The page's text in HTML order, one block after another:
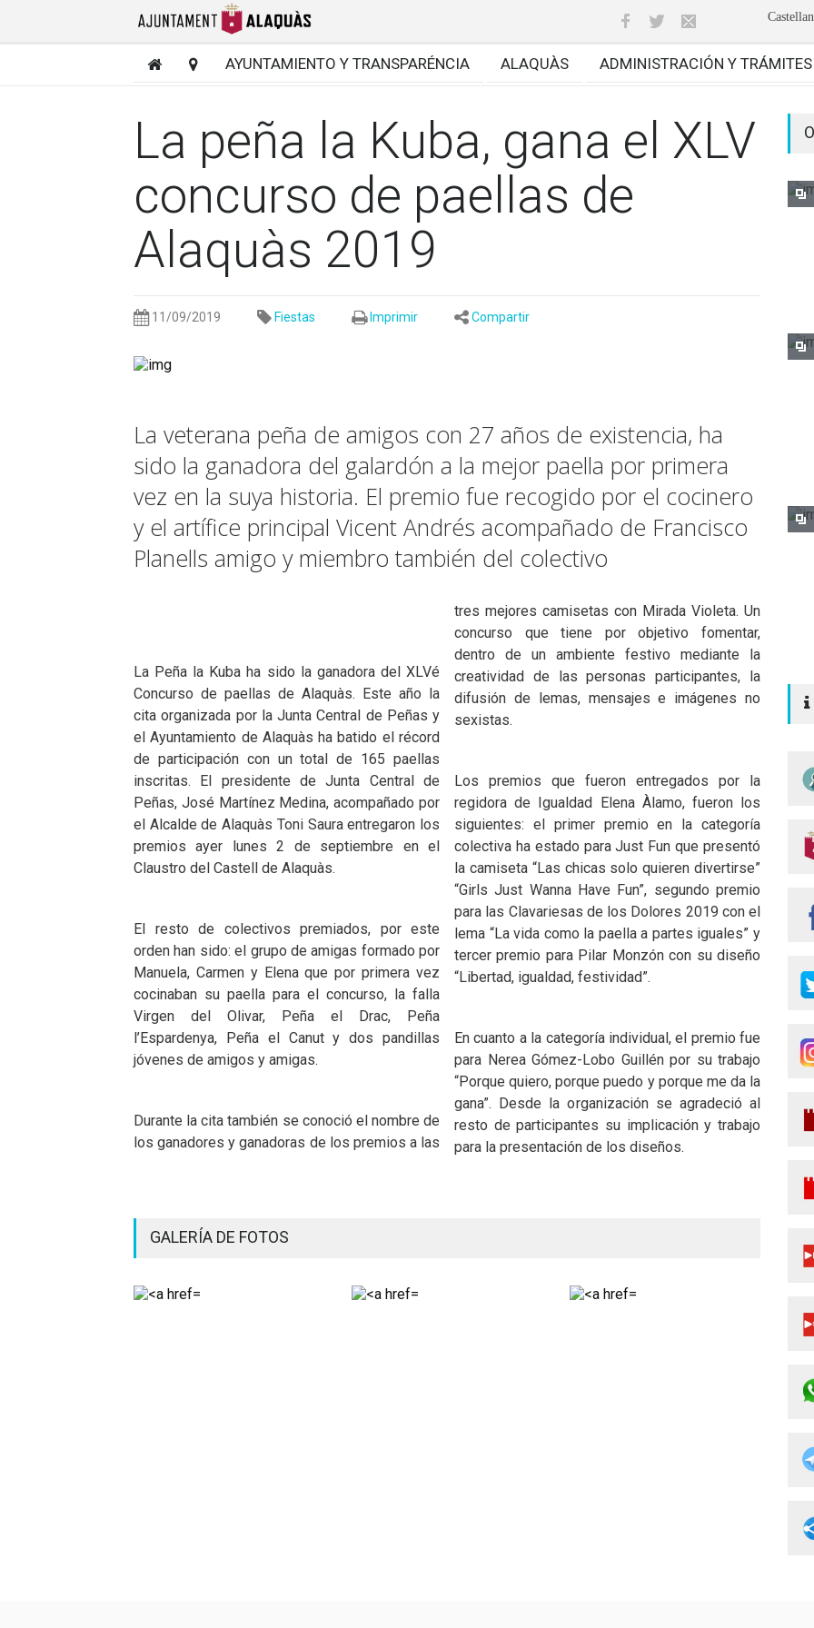
AYUNTAMIENTO Y TRANSPARÉNCIA ALAQUÀS ADMINISTRACIÓN Y TRÁMITES
La peña la Kuba, gana el XLV
concurso de paellas de
Alaquàs 2019
11/09/2019 Fiestas Imprimir Compartir
La veterana peña de amigos con 27 años de existencia, ha
sido la ganadora del galardón a la mejor paella por primera
vez en la suya historia. El premio fue recogido por el cocinero
y el artífice principal Vicent Andrés acompañado de Francisco
Planells amigo y miembro también del colectivo
La Peña la Kuba ha sido la ganadora del XLVé
Concurso de paellas de Alaquàs. Este año la
cita organizada por la Junta Central de Peñas y
el Ayuntamiento de Alaquàs ha batido el récord
de participación con un total de 165 paellas
inscritas. El presidente de Junta Central de
Peñas, José Martínez Medina, acompañado por
el Alcalde de Alaquàs Toni Saura entregaron los
premios ayer lunes 2 de septiembre en el
Claustro del Castell de Alaquàs.
El resto de colectivos premiados, por este
orden han sido: el grupo de amigas formado por
Manuela, Carmen y Elena que por primera vez
cocinaban su paella para el concurso, la falla
Virgen del Olivar, Peña el Drac, Peña
l’Espardenya, Peña el Canut y dos pandillas
jóvenes de amigos y amigas.
Durante la cita también se conoció el nombre de
los ganadores y ganadoras de los premios a las
tres mejores camisetas con Mirada Violeta. Un
concurso que tiene por objetivo fomentar,
dentro de un ambiente festivo mediante la
creatividad de las personas participantes, la
difusión de lemas, mensajes e imágenes no
sexistas.
Los premios que fueron entregados por la
regidora de Igualdad Elena Àlamo, fueron los
siguientes: el primer premio en la categoría
colectiva ha estado para Just Fun que presentó
la camiseta “Las chicas solo quieren divertirse”
“Girls Just Wanna Have Fun”, segundo premio
para las Clavariesas de los Dolores 2019 con el
lema “La vida como la paella a partes iguales” y
tercer premio para Pilar Monzón con su diseño
“Libertad, igualdad, festividad”.
En cuanto a la categoría individual, el premio fue
para Nerea Gómez-Lobo Guillén por su trabajo
“Porque quiero, porque puedo y porque me da la
gana”. Desde la organización se agradeció al
resto de participantes su implicación y trabajo
para la presentación de los diseños.
GALERÍA DE FOTOS